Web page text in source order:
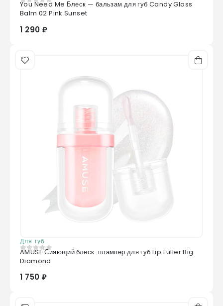
0 из 5
You Need Me Блеск — бальзам для губ Candy Gloss
Balm 02 Pink Sunset
1 290 ₽
Для губ
0из 5
AMUSE Сияющий блеск-плампер для губ Lip Fuller Big
Diamond
1 750 ₽